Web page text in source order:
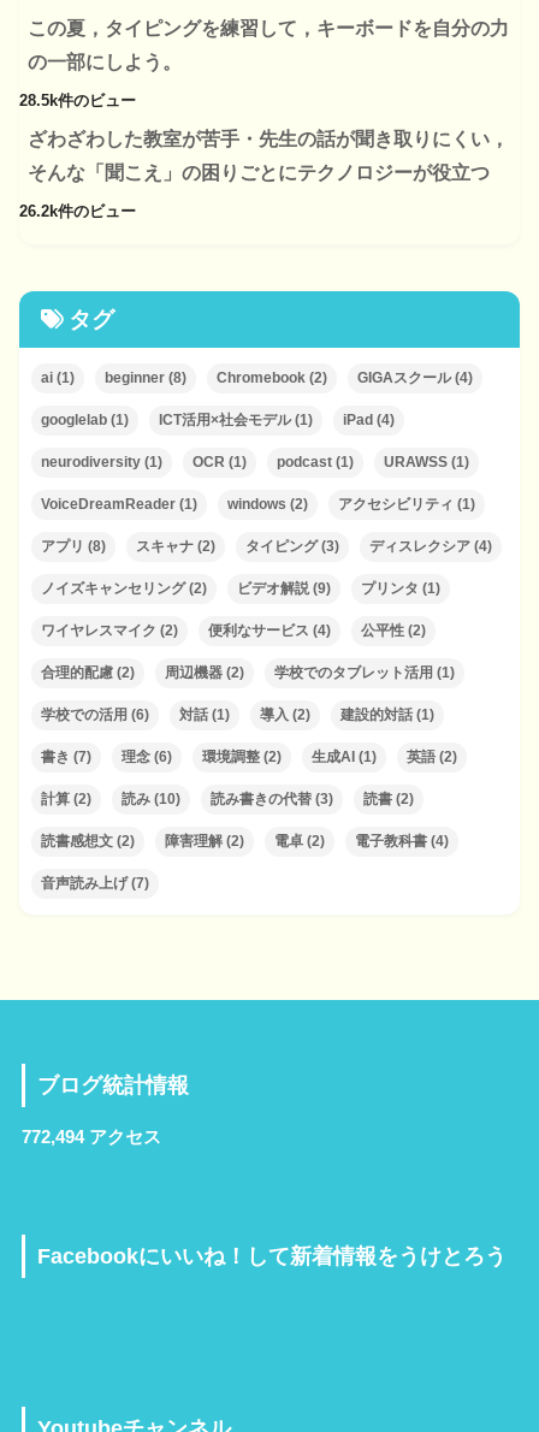
この夏，タイピングを練習して，キーボードを自分の力
の一部にしよう。
28.5k件のビュー
ざわざわした教室が苦手・先生の話が聞き取りにくい，
そんな「聞こえ」の困りごとにテクノロジーが役立つ
26.2k件のビュー
タグ
ai (1) beginner (8) Chromebook (2) GIGAスクール(4)
googlelab (1) ICT活用×社会モデル(1) iPad (4)
neurodiversity (1) OCR (1) podcast (1) URAWSS (1)
VoiceDreamReader (1) windows (2) アクセシビリティ (1)
アプリ (8) スキャナ (2) タイピング(3) ディスレクシア (4)
ノイズキャンセリング(2) ビデオ解説 (9) プリンタ (1)
ワイヤレスマイク (2) 便利なサービス (4) 公平性 (2)
合理的配慮 (2) 周辺機器 (2) 学校でのタブレット活用 (1)
学校での活用 (6) 対話 (1) 導入 (2) 建設的対話 (1)
書き (7) 理念 (6) 環境調整 (2) 生成AI (1) 英語 (2)
計算 (2) 読み (10) 読み書きの代替 (3) 読書 (2)
読書感想文 (2) 障害理解 (2) 電卓 (2) 電子教科書 (4)
音声読み上げ(7)
ブログ統計情報
772,494 アクセス
Facebookにいいね！して新着情報をうけとろう